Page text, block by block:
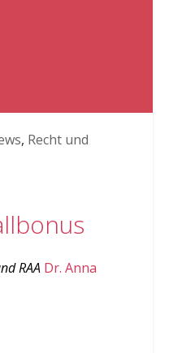
, Recht und
RAA Dr. Anna